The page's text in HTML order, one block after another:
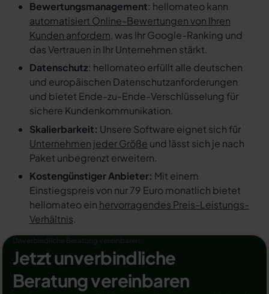
Bewertungsmanagement: hellomateo kann
automatisiert Online-Bewertungen von Ihren
Kunden anfordern, was Ihr Google-Ranking und
das Vertrauen in Ihr Unternehmen stärkt.
Datenschutz: hellomateo erfüllt alle deutschen
und europäischen Datenschutzanforderungen
und bietet Ende-zu-Ende-Verschlüsselung für
sichere Kundenkommunikation.
Skalierbarkeit: Unsere Software eignet sich für
Unternehmen jeder Größe und lässt sich je nach
Paket unbegrenzt erweitern.
Kostengünstiger Anbieter: Mit einem
Einstiegspreis von nur 79 Euro monatlich bietet
hellomateo ein hervorragendes Preis-Leistungs-
Verhältnis.
Jetzt unverbindliche
Beratung vereinbaren